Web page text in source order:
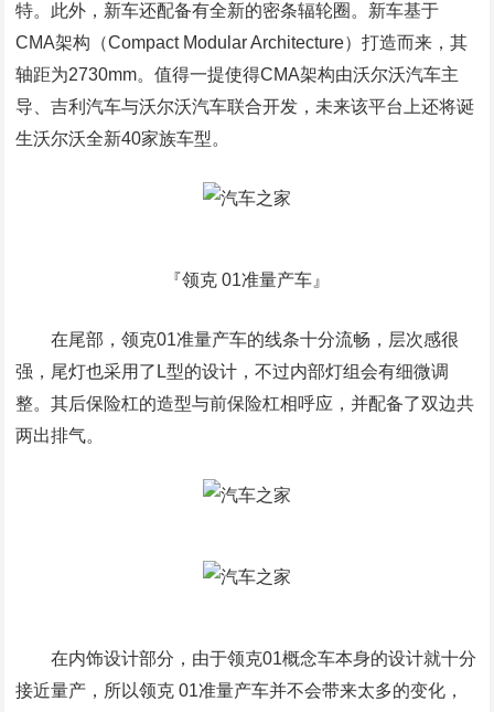
特。此外，新车还配备有全新的密条辐轮圈。新车基于
CMA架构（Compact Modular Architecture）打造而来，其
轴距为2730mm。值得一提使得CMA架构由沃尔沃汽车主
导、吉利汽车与沃尔沃汽车联合开发，未来该平台上还将诞
生沃尔沃全新40家族车型。
『领克 01准量产车』
在尾部，领克01准量产车的线条十分流畅，层次感很
强，尾灯也采用了L型的设计，不过内部灯组会有细微调
整。其后保险杠的造型与前保险杠相呼应，并配备了双边共
两出排气。
在内饰设计部分，由于领克01概念车本身的设计就十分
接近量产，所以领克 01准量产车并不会带来太多的变化，